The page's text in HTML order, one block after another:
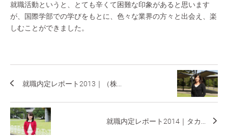
就職活動というと、とても辛くて困難な印象があると思います
が、国際学部での学びをもとに、色々な業界の方々と出会え、楽
しむことができました。
就職内定レポート2013｜（株...
就職内定レポート2014｜タカ...